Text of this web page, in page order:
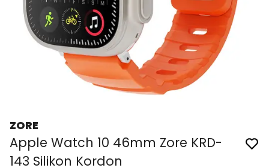
ZORE
Apple Watch 10 46mm Zore KRD-
143 Silikon Kordon